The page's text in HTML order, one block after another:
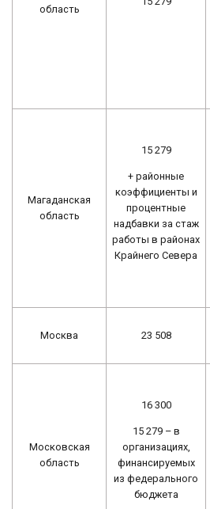
область
Магаданская
область
15 279
+ районные
коэффициенты и
процентные
надбавки за стаж
работы в районах
Крайнего Севера
Москва 23 508
Московская
область
16 300
15 279 – в
организациях,
финансируемых
из федерального
бюджета